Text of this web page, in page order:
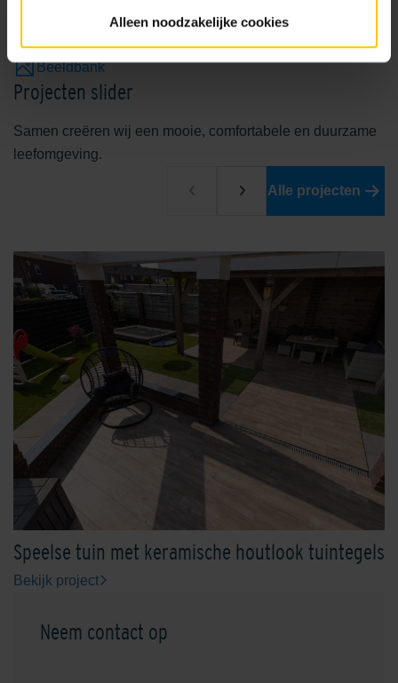
Alleen noodzakelijke cookies
DoP verklaringen
Certificaten Kwaliteit & Milieu
Beeldbank
Projecten slider
Samen creëren wij een mooie, comfortabele en duurzame
leefomgeving.
Alle projecten
Speelse tuin met keramische houtlook tuintegels
Bekijk project
Neem contact op